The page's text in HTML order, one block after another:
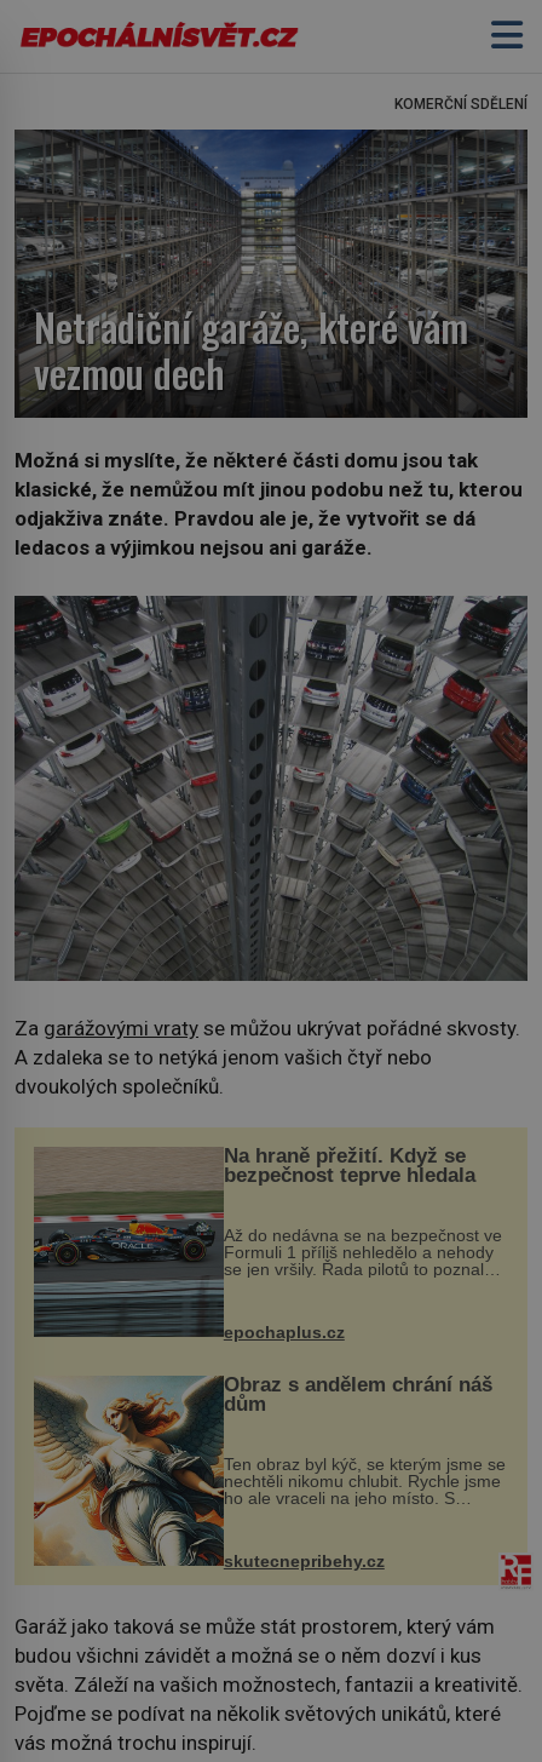
KOMERČNÍ SDĚLENÍ
Netradiční garáže, které vám
vezmou dech
Možná si myslíte, že některé části domu jsou tak
klasické, že nemůžou mít jinou podobu než tu, kterou
odjakživa znáte. Pravdou ale je, že vytvořit se dá
ledacos a výjimkou nejsou ani garáže.
Za garážovými vraty se můžou ukrývat pořádné skvosty.
A zdaleka se to netýká jenom vašich čtyř nebo
dvoukolých společníků.
Na hraně přežití. Když se
bezpečnost teprve hledala
Až do nedávna se na bezpečnost ve
Formuli 1 příliš nehledělo a nehody
se jen vršily. Řada pilotů to poznala
na vlastní kůži, často s trvalými
následky nebo bohužel i ztrátou
života. Dnes nepochopiteln...
epochaplus.cz
Obraz s andělem chrání náš
dům
Ten obraz byl kýč, se kterým jsme se
nechtěli nikomu chlubit. Rychle jsme
ho ale vraceli na jeho místo. S
manželem Vaškem jsme si pořídili
chaloupku, takový domek na severu
Čech, kde jsme si naplánova...
skutecnepribehy.cz
Garáž jako taková se může stát prostorem, který vám
budou všichni závidět a možná se o něm dozví i kus
světa. Záleží na vašich možnostech, fantazii a kreativitě.
Pojďme se podívat na několik světových unikátů, které
vás možná trochu inspirují.